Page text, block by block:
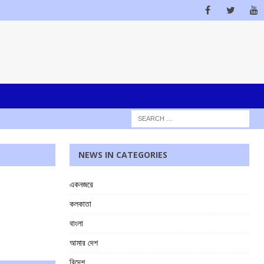
NEWS IN CATEGORIES
একনজরে
কলকাতা
বাংলা
আমার দেশ